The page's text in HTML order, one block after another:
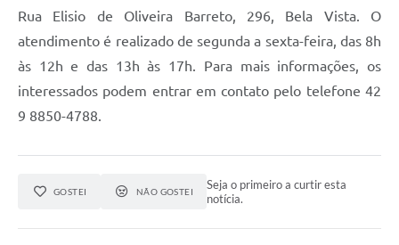
Rua Elisio de Oliveira Barreto, 296, Bela Vista. O
atendimento é realizado de segunda a sexta-feira, das 8h
às 12h e das 13h às 17h. Para mais informações, os
interessados podem entrar em contato pelo telefone 42
9 8850-4788.
GOSTEI NÃO GOSTEI
Seja o primeiro a curtir esta
notícia.